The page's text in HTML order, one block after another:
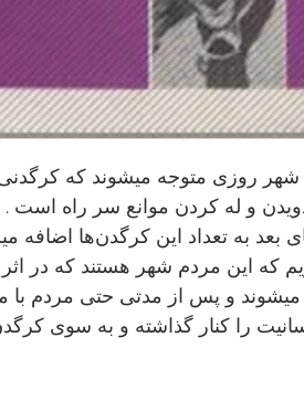
روزی متوجه میشوند كه كرگدنی
و له كردن موانع سر راه است .
بعد به تعداد اين كرگدن‌ها اضافه
كه اين مردم شهر هستند كه در
میشوند و پس از مدتی حتی مردم با
را كنار گذاشته و به سوی